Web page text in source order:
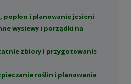
poplon i planowanie jesieni
wysiewy i porządki na
zbiory i przygotowanie
roślin i planowanie